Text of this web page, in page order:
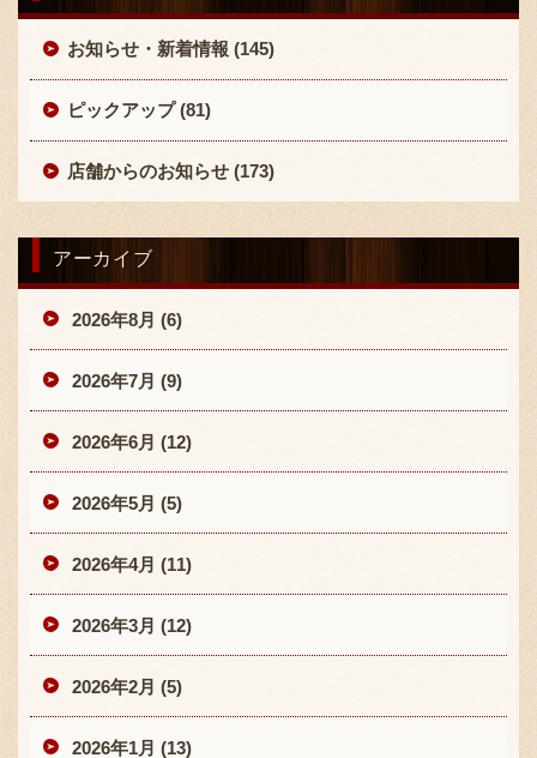
TEL :096-349-2222
096-349-2288
お知らせ・新着情報 (145)
ピックアップ (81)
店舗からのお知らせ (173)
アーカイブ
2026年8月 (6)
2026年7月 (9)
2026年6月 (12)
2026年5月 (5)
2026年4月 (11)
2026年3月 (12)
2026年2月 (5)
2026年1月 (13)